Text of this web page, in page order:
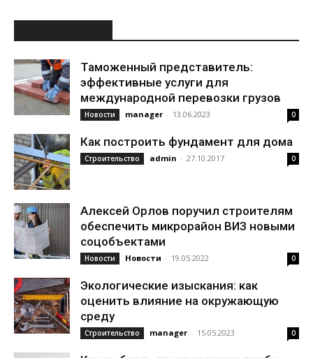
Таможенный представитель:
эффективные услуги для
международной перевозки грузов
Новости manager - 13.06.2023 0
Как построить фундамент для дома
Строительство admin - 27.10.2017 0
Алексей Орлов поручил строителям
обеспечить микрорайон ВИЗ новыми
соцобъектами
Новости Новости - 19.05.2022 0
Экологические изыскания: как
оценить влияние на окружающую
среду
Строительство manager - 15.05.2023 0